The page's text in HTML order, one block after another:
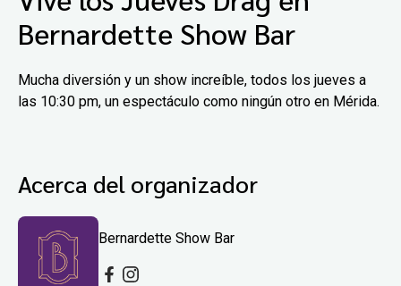
Bernardette Show Bar
Mucha diversión y un show increíble, todos los jueves a
las 10:30 pm, un espectáculo como ningún otro en Mérida.
Acerca del organizador
Bernardette Show Bar